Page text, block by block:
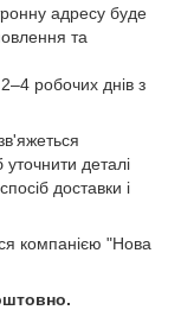
адресу буде
та
робочих днів з
деталі
доставки і
компанією "Нова